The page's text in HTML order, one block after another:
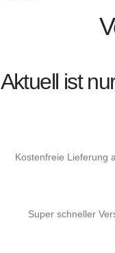
Aktuell ist
Kostenfreie Lieferung
Super schneller